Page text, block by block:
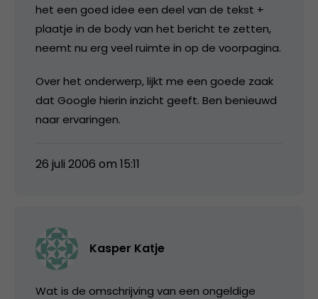
het een goed idee een deel van de tekst +
plaatje in de body van het bericht te zetten,
neemt nu erg veel ruimte in op de voorpagina.
Over het onderwerp, lijkt me een goede zaak
dat Google hierin inzicht geeft. Ben benieuwd
naar ervaringen.
26 juli 2006 om 15:11
Kasper Katje
Wat is de omschrijving van een ongeldige